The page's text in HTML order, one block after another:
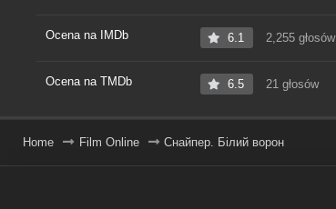
Ocena na IMDb 6.1 2,255 głosów
Ocena na TMDb 6.5 21 głosów
Home Film Online Снайпер. Білий ворон